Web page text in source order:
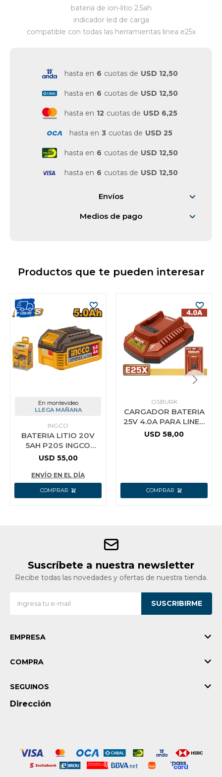
bateria de ion-litio 2.5ah
indicador led de carga
compatible con todas las herramientas linea e25x
hasta en 6 cuotas de USD 12,50
hasta en 6 cuotas de USD 12,50
hasta en 12 cuotas de USD 6,25
hasta en 3 cuotas de USD 25
hasta en 6 cuotas de USD 12,50
hasta en 6 cuotas de USD 12,50
Envíos
Medios de pago
Productos que te pueden interesar
En montevideo
LLEGA MAÑANA
INGCO
BATERIA LITIO 20V
5AH P20S INGCO
FBLI2003
USD 55,00
ENVÍO EN EL DÍA
OSBURK
CARGADOR BATERIA
25V 4.0A PARA LINEA
E25X USO INDUSTRIAL
USD 58,00
Suscríbete a nuestra newsletter
Recibe todas las novedades y ofertas de nuestra tienda.
SUSCRIBIRME
EMPRESA
COMPRA
Dirección
SEGUINOS
Juguetes y artículos para bebé
Ferretería
Vestimenta y calzado